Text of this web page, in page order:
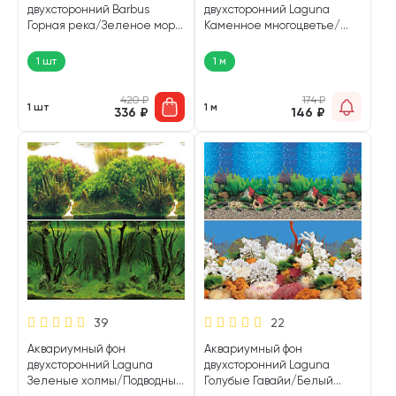
двухсторонний Barbus
Горная река/Зеленое море
(1 шт)
1 шт
1 шт
420₽
336 ₽
двухсторонний Laguna
Каменное многоцветье/
(1 м)
1 м
1 м
174₽
146 ₽
39
Аквариумный фон
двухсторонний Laguna
Зеленые холмы/Подводный
22
Аквариумный фон
двухсторонний Laguna
Голубые Гавайи/Белый